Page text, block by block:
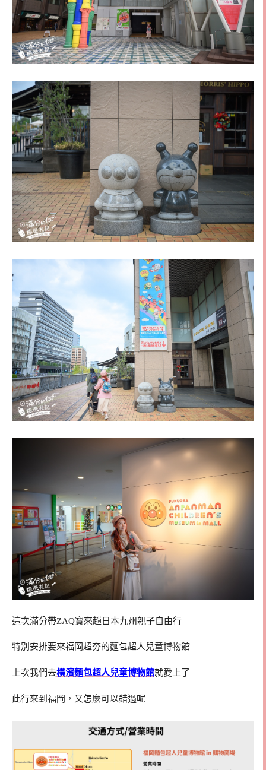
這次滿分帶ZAQ寶來趟日本九州親子自由行
特別安排要來福岡超夯的麵包超人兒童博物館
上次我們去橫濱麵包超人兒童博物館就愛上了
此行來到福岡，又怎麼可以錯過呢